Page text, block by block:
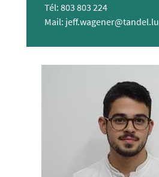
Tél: 803 803 224
Mail: jeff.wagener@tandel.lu